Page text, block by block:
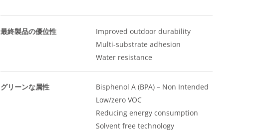
最終製品の優位性
Improved outdoor durability
Multi-substrate adhesion
Water resistance
グリーンな属性
Bisphenol A (BPA) – Non Intended
Low/zero VOC
Reducing energy consumption
Solvent free technology